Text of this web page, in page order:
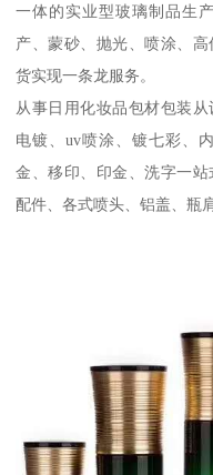
一体的实业型玻璃制品生
产、蒙砂、抛光、喷涂、
货实现一条龙服务。
从事日用化妆品包材包装
电镀、uv喷涂、镀七彩、
金、移印、印金、洗字一
配件、各式喷头、铝盖、瓶